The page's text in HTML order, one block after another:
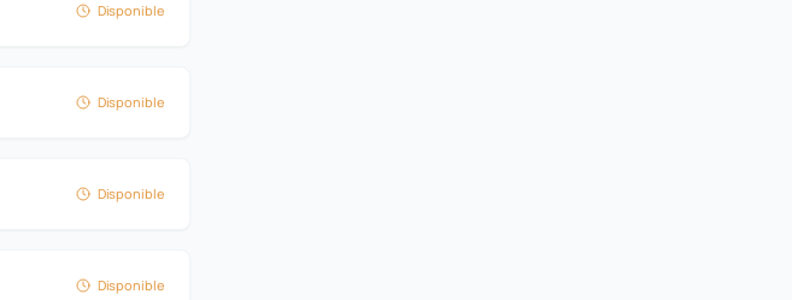
Disponible
Disponible
Disponible
Disponible